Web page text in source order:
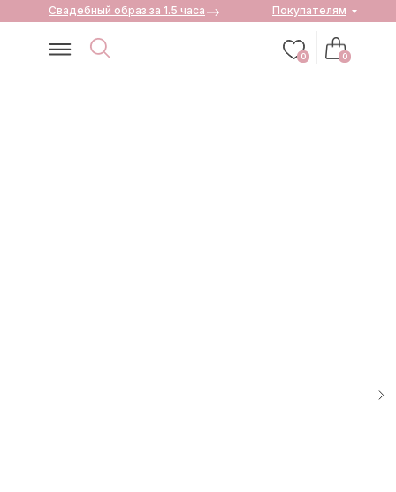
0
0
Покупателям
Свадебный образ за 1.5 часа